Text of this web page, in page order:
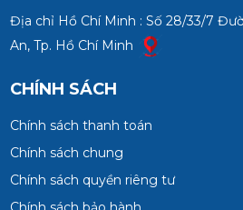
Địa chỉ Hồ Chí Minh : Số 28/33/7
An, Tp. Hồ Chí Minh
CHÍNH SÁCH
Chính sách thanh toán
Chính sách chung
Chính sách quyền riêng tư